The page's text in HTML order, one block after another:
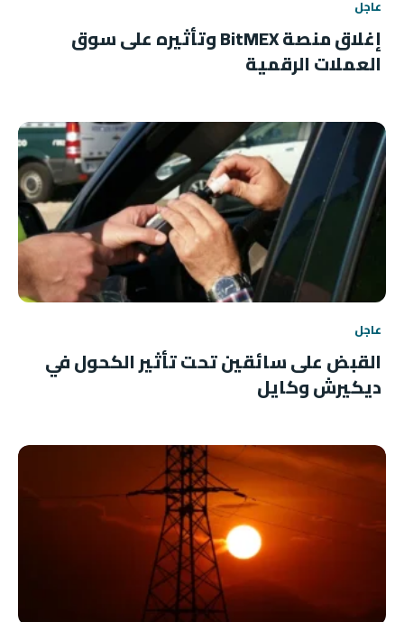
عاجل
إغلاق منصة BitMEX وتأثيره على سوق
العملات الرقمية
عاجل
القبض على سائقين تحت تأثير الكحول في
ديكيرش وكايل